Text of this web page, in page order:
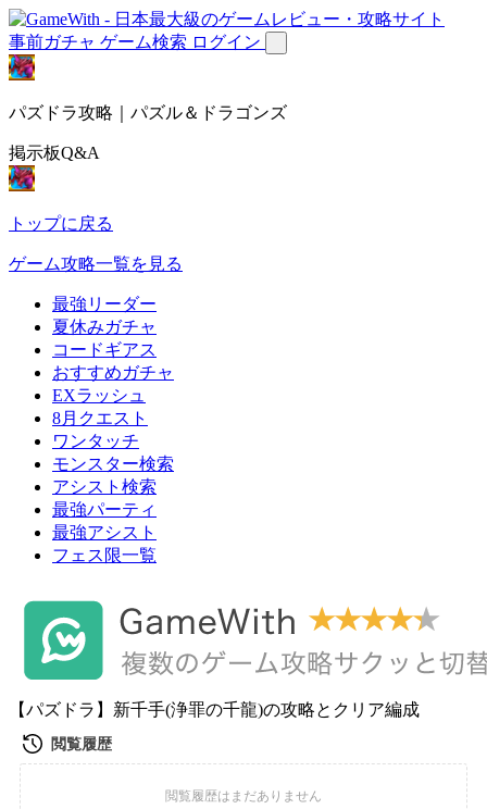
事前ガチャ ゲーム検索 ログイン
パズドラ攻略｜パズル＆ドラゴンズ
掲示板Q&A
トップに戻る
ゲーム攻略一覧を見る
最強リーダー
夏休みガチャ
コードギアス
おすすめガチャ
EXラッシュ
8月クエスト
ワンタッチ
モンスター検索
アシスト検索
最強パーティ
最強アシスト
フェス限一覧
【パズドラ】新千手(浄罪の千龍)の攻略とクリア編成